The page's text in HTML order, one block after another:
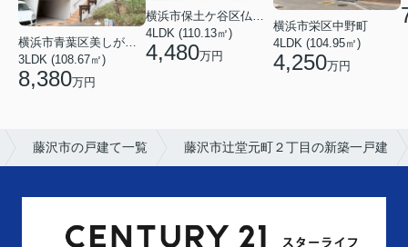
横浜市青葉区美しが丘３丁目
3LDK (108.67㎡)
8,380万円
4LDK (110.13㎡)
4,480万円
横浜市栄区中野町
4LDK (104.95㎡)
4,250万円
藤沢市の戸建て一覧 藤沢市辻堂元町２丁目の新築一戸建